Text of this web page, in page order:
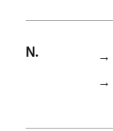
N. →
→